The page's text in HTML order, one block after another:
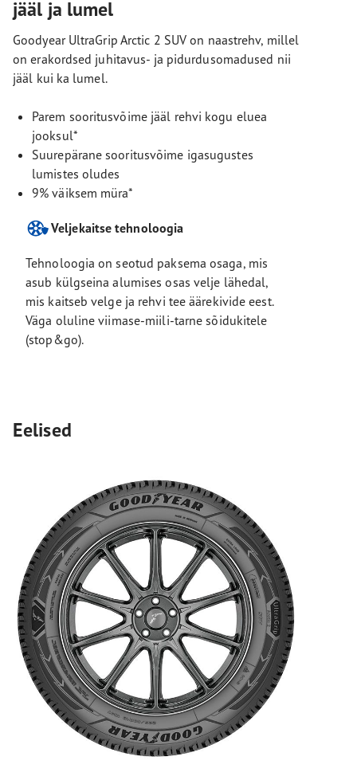
jääl ja lumel
Goodyear UltraGrip Arctic 2 SUV on naastrehv, millel
on erakordsed juhitavus- ja pidurdusomadused nii
jääl kui ka lumel.
Parem sooritusvõime jääl rehvi kogu eluea
jooksul*
Suurepärane sooritusvõime igasugustes
lumistes oludes
9% väiksem müra*
Veljekaitse tehnoloogia
Tehnoloogia on seotud paksema osaga, mis
asub külgseina alumises osas velje lähedal,
mis kaitseb velge ja rehvi tee äärekivide eest.
Väga oluline viimase-miili-tarne sõidukitele
(stop&go).
Eelised